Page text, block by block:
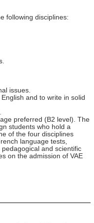
following disciplines:
issues.
and to write in solid
preferred (B2 level). The
students who hold a
of the four disciplines
language tests,
and scientific
on the admission of VAE